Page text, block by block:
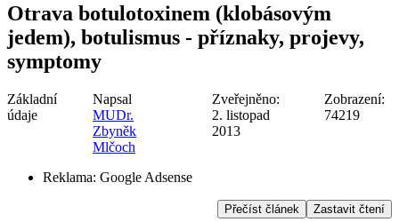
Otrava botulotoxinem (klobásovým
jedem), botulismus - příznaky, projevy,
symptomy
Základní
údaje
Napsal
MUDr.
Zbyněk
Mlčoch
Zveřejněno:
2. listopad
2013
Zobrazení:
74219
Reklama: Google Adsense
Přečíst článek Zastavit čtení